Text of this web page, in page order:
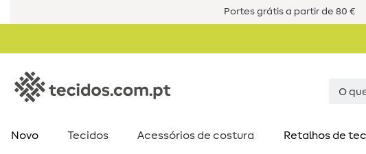
Portes grátis a partir de 80 €
Novo Tecidos Acessórios de costura​ Retalhos de